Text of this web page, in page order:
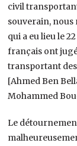
civil
souverain, nous
qui a eu lieu le
français ont
transportant
[Ahmed Ben
Mohammed
Le